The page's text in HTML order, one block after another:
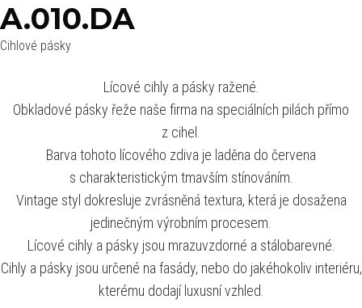
A.010.DA
Cihlové pásky
Lícové cihly a pásky ražené.
Obkladové pásky řeže naše firma na speciálních pilách přímo
z cihel.
Barva tohoto lícového zdiva je laděna do červena
s charakteristickým tmavším stínováním.
Vintage styl dokresluje zvrásněná textura, která je dosažena
jedinečným výrobním procesem.
Lícové cihly a pásky jsou mrazuvzdorné a stálobarevné.
Cihly a pásky jsou určené na fasády, nebo do jakéhokoliv interiéru,
kterému dodají luxusní vzhled.